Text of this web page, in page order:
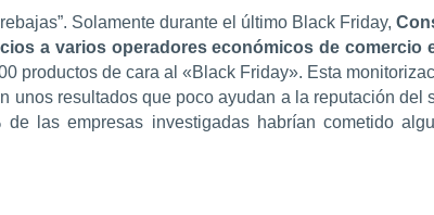
Solamente durante el último Black Friday,
a varios operadores económicos de comercio
productos de cara al «Black Friday». Esta
resultados que poco ayudan a la reputación del
las empresas investigadas habrían cometido